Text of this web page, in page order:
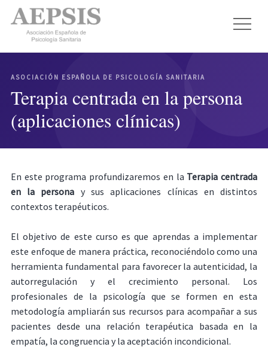
ASOCIACIÓN ESPAÑOLA DE PSICOLOGÍA SANITARIA
Terapia centrada en la persona
(aplicaciones clínicas)
En este programa profundizaremos en la Terapia centrada
en la persona y sus aplicaciones clínicas en distintos
contextos terapéuticos.
El objetivo de este curso es que aprendas a implementar
este enfoque de manera práctica, reconociéndolo como una
herramienta fundamental para favorecer la autenticidad, la
autorregulación y el crecimiento personal. Los
profesionales de la psicología que se formen en esta
metodología ampliarán sus recursos para acompañar a sus
pacientes desde una relación terapéutica basada en la
empatía, la congruencia y la aceptación incondicional.